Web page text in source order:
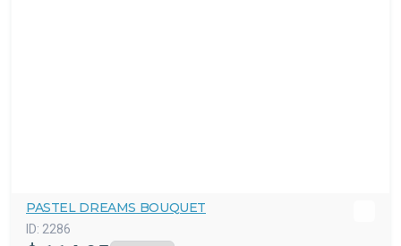
PASTEL DREAMS BOUQUET
ID: 2286